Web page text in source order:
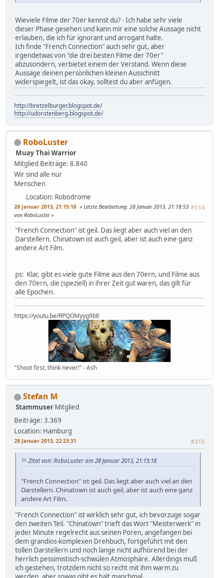
Wieviele Filme der 70er kennst du? - Ich habe sehr viele
dieser Phase gesehen und kann mir eine solche Aussage nicht
erlauben, die ich für ignorant und arrogant halte.
Ich finde "French Connection" auch sehr gut, aber
irgendetwas von "die drei besten Filme der 70er"
abzusondern, verbietet einem der Verstand. Wenn diese
Aussage deinen persönlichen kleinen Ausschnitt
widerspiegelt, ist das okay, solltest du aber anfügen.
http://bretzelburger.blogspot.de/
http://udorotenberg.blogspot.de/
RoboLuster
Muay Thai Warrior
Mitglied Beiträge: 8.840
Wir sind alle nur
Menschen
Location: Robodrome
28 Januar 2013, 21:15:18 #314
Letzte Bearbeitung: 28 Januar 2013, 21:18:53
von RoboLuster
"French Connection" ist geil. Das liegt aber auch viel an den
Darstellern. Chinatown ist auch geil, aber ist auch eine ganz
andere Art Film.
ps: Klar, gibt es viele gute Filme aus den 70ern, und Filme aus
den 70ern, die (speziell) in ihrer Zeit gut waren, das gilt für
alle Epochen.
https://youtu.be/RPQOMyyg9b8
"Shoot first, think never!" - Ash
Stefan M
Stammuser Mitglied
Beiträge: 3.369
Location: Hamburg
28 Januar 2013, 22:23:31 #315
Zitat von: RoboLuster am 28 Januar 2013, 21:15:18
"French Connection" ist geil. Das liegt aber auch viel an den
Darstellern. Chinatown ist auch geil, aber ist auch eine ganz
andere Art Film.
"French Connection" ist wirklich sehr gut, ich bevorzuge sogar
den zweiten Teil. "Chinatown" trieft das Wort "Meisterwerk" in
jeder Minute regelrecht aus seinen Poren, angefangen bei
dem grandios-komplexen Drehbuch, fortgeführt mit den
tollen Darstellern und noch lange nicht aufhörend bei der
herrlich pessimistisch-schwülen Atmosphäre. Allerdings muß
ich gestehen, trotzdem nicht so recht mit ihm warm zu